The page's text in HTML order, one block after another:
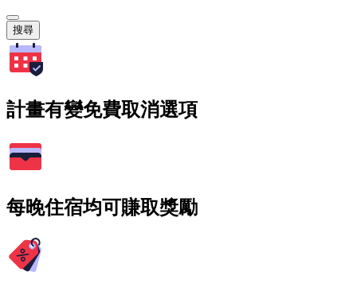
搜尋
計畫有變免費取消選項
每晚住宿均可賺取獎勵